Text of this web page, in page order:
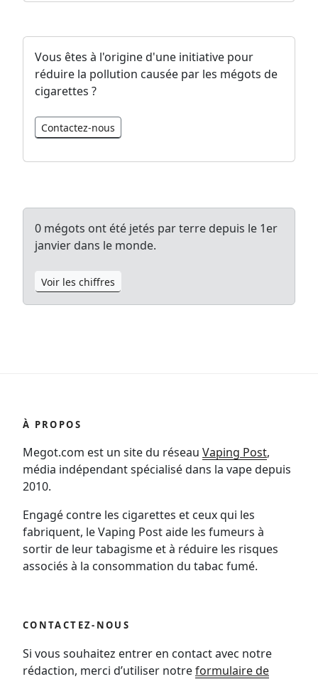
Vous êtes à l'origine d'une initiative pour
réduire la pollution causée par les mégots de
cigarettes ?
Contactez-nous
0 mégots ont été jetés par terre depuis le 1er
janvier dans le monde.
Voir les chiffres
À PROPOS
Megot.com est un site du réseau Vaping Post,
média indépendant spécialisé dans la vape depuis
2010.
Engagé contre les cigarettes et ceux qui les
fabriquent, le Vaping Post aide les fumeurs à
sortir de leur tabagisme et à réduire les risques
associés à la consommation du tabac fumé.
CONTACTEZ-NOUS
Si vous souhaitez entrer en contact avec notre
rédaction, merci d’utiliser notreformulaire de